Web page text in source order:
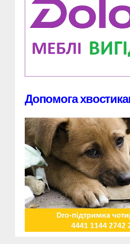
Допомога